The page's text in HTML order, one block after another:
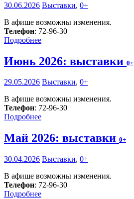
30.06.2026 Выставки, 0+
В афише возможны изменения.
Телефон: 72-96-30
Подробнее
Июнь 2026: выставки 0+
29.05.2026 Выставки, 0+
В афише возможны изменения.
Телефон: 72-96-30
Подробнее
Май 2026: выставки 0+
30.04.2026 Выставки, 0+
В афише возможны изменения.
Телефон: 72-96-30
Подробнее